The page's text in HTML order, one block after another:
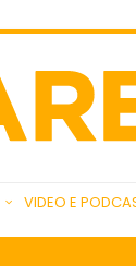
VIDEO E